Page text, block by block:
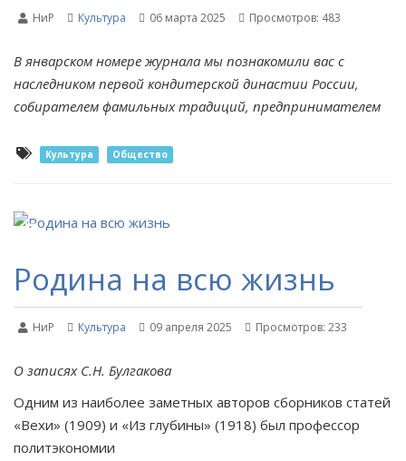
НиР Культура 06 марта 2025 Просмотров: 483
В январском номере журнала мы познакомили вас с
наследником первой кондитерской династии России,
собирателем фамильных традиций, предпринимателем
Культура Общество
Родина на всю жизнь
НиР Культура 09 апреля 2025 Просмотров: 233
О записях С.Н. Булгакова
Одним из наиболее заметных авторов сборников статей
«Вехи» (1909) и «Из глубины» (1918) был профессор
политэкономии